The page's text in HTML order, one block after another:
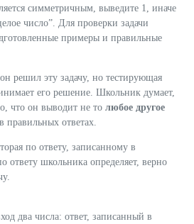
симметричным, выведите 1, иначе
число”. Для проверки задачи
примеры и правильные
решил эту задачу, но тестирующая
его решение. Школьник думает,
что он выводит не то любое другое
правильных ответах.
по ответу, записанному в
ответу школьника определяет, верно
два числа: ответ, записанный в